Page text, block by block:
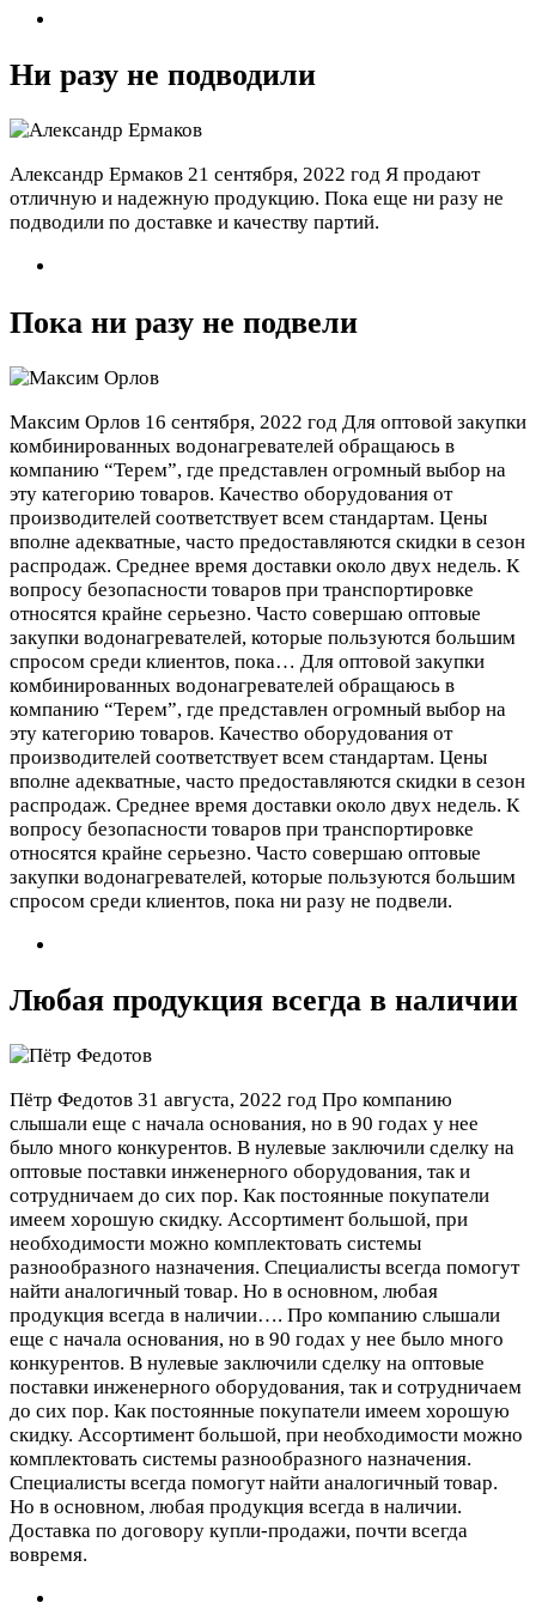
Ни разу не подводили
Александр Ермаков 21 сентября, 2022 год Я продают
отличную и надежную продукцию. Пока еще ни разу не
подводили по доставке и качеству партий.
Пока ни разу не подвели
Максим Орлов 16 сентября, 2022 год Для оптовой закупки
комбинированных водонагревателей обращаюсь в
компанию “Терем”, где представлен огромный выбор на
эту категорию товаров. Качество оборудования от
производителей соответствует всем стандартам. Цены
вполне адекватные, часто предоставляются скидки в сезон
распродаж. Среднее время доставки около двух недель. К
вопросу безопасности товаров при транспортировке
относятся крайне серьезно. Часто совершаю оптовые
закупки водонагревателей, которые пользуются большим
спросом среди клиентов, пока… Для оптовой закупки
комбинированных водонагревателей обращаюсь в
компанию “Терем”, где представлен огромный выбор на
эту категорию товаров. Качество оборудования от
производителей соответствует всем стандартам. Цены
вполне адекватные, часто предоставляются скидки в сезон
распродаж. Среднее время доставки около двух недель. К
вопросу безопасности товаров при транспортировке
относятся крайне серьезно. Часто совершаю оптовые
закупки водонагревателей, которые пользуются большим
спросом среди клиентов, пока ни разу не подвели.
Любая продукция всегда в наличии
Пётр Федотов 31 августа, 2022 год Про компанию
слышали еще с начала основания, но в 90 годах у нее
было много конкурентов. В нулевые заключили сделку на
оптовые поставки инженерного оборудования, так и
сотрудничаем до сих пор. Как постоянные покупатели
имеем хорошую скидку. Ассортимент большой, при
необходимости можно комплектовать системы
разнообразного назначения. Специалисты всегда помогут
найти аналогичный товар. Но в основном, любая
продукция всегда в наличии…. Про компанию слышали
еще с начала основания, но в 90 годах у нее было много
конкурентов. В нулевые заключили сделку на оптовые
поставки инженерного оборудования, так и сотрудничаем
до сих пор. Как постоянные покупатели имеем хорошую
скидку. Ассортимент большой, при необходимости можно
комплектовать системы разнообразного назначения.
Специалисты всегда помогут найти аналогичный товар.
Но в основном, любая продукция всегда в наличии.
Доставка по договору купли-продажи, почти всегда
вовремя.